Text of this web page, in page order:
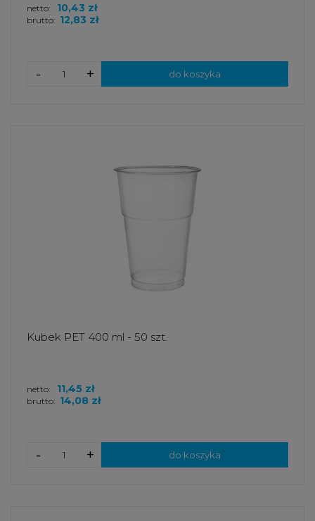
brutto: 12,83 zł
netto: 10,43 zł
+
- do koszyka
Kubek PET 400 ml - 50 szt.
brutto: 14,08 zł
netto: 11,45 zł
+
- do koszyka